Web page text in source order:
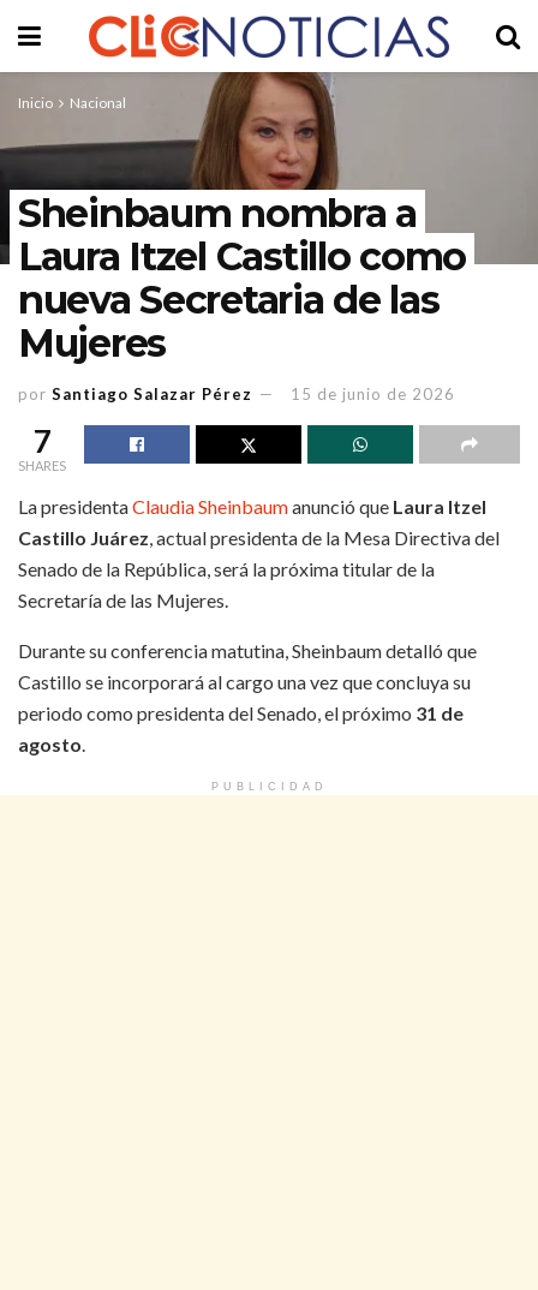
Inicio Nacional
Sheinbaum nombra a
Laura Itzel Castillo como
nueva Secretaria de las
Mujeres
por Santiago Salazar Pérez 15 de junio de 2026
7
SHARES
La presidentaClaudia Sheinbaumanunció que Laura Itzel
Castillo Juárez , actual presidenta de la Mesa Directiva del
Senado de la República, será la próxima titular de la
Secretaría de las Mujeres.
Durante su conferencia matutina, Sheinbaum detalló que
Castillo se incorporará al cargo una vez que concluya su
periodo como presidenta del Senado, el próximo 31 de
agosto
PUBLICIDAD